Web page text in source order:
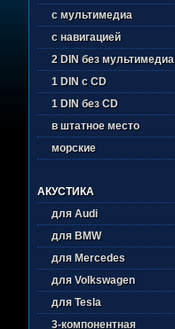
с мультимедиа
с навигацией
2 DIN без мультимедиа
1 DIN с CD
1 DIN без CD
в штатное место
морские
АКУСТИКА
для Audi
для BMW
для Mercedes
для Volkswagen
для Tesla
3-компонентная